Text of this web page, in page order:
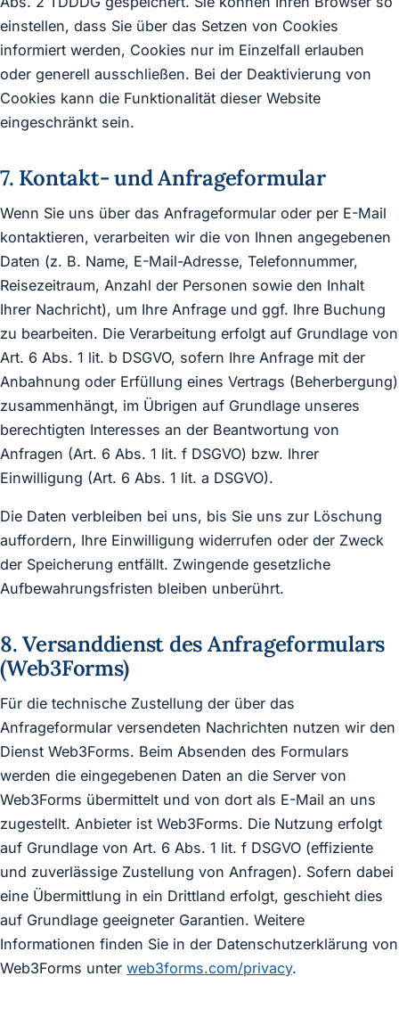
einstellen, dass Sie über das Setzen von Cookies
informiert werden, Cookies nur im Einzelfall erlauben
oder generell ausschließen. Bei der Deaktivierung von
Cookies kann die Funktionalität dieser Website
eingeschränkt sein.
7. Kontakt- und Anfrageformular
Wenn Sie uns über das Anfrageformular oder per E-Mail
kontaktieren, verarbeiten wir die von Ihnen angegebenen
Daten (z. B. Name, E-Mail-Adresse, Telefonnummer,
Reisezeitraum, Anzahl der Personen sowie den Inhalt
Ihrer Nachricht), um Ihre Anfrage und ggf. Ihre Buchung
zu bearbeiten. Die Verarbeitung erfolgt auf Grundlage von
Art. 6 Abs. 1 lit. b DSGVO, sofern Ihre Anfrage mit der
Anbahnung oder Erfüllung eines Vertrags (Beherbergung)
zusammenhängt, im Übrigen auf Grundlage unseres
berechtigten Interesses an der Beantwortung von
Anfragen (Art. 6 Abs. 1 lit. f DSGVO) bzw. Ihrer
Einwilligung (Art. 6 Abs. 1 lit. a DSGVO).
Die Daten verbleiben bei uns, bis Sie uns zur Löschung
auffordern, Ihre Einwilligung widerrufen oder der Zweck
der Speicherung entfällt. Zwingende gesetzliche
Aufbewahrungsfristen bleiben unberührt.
8. Versanddienst des Anfrageformulars
(Web3Forms)
Für die technische Zustellung der über das
Anfrageformular versendeten Nachrichten nutzen wir den
Dienst Web3Forms. Beim Absenden des Formulars
werden die eingegebenen Daten an die Server von
Web3Forms übermittelt und von dort als E-Mail an uns
zugestellt. Anbieter ist Web3Forms. Die Nutzung erfolgt
auf Grundlage von Art. 6 Abs. 1 lit. f DSGVO (effiziente
und zuverlässige Zustellung von Anfragen). Sofern dabei
eine Übermittlung in ein Drittland erfolgt, geschieht dies
auf Grundlage geeigneter Garantien. Weitere
Informationen finden Sie in der Datenschutzerklärung von
Web3Forms unter web3forms.com/privacy.